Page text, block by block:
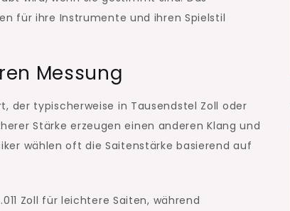
für ihre Instrumente und ihren Spielstil
Messung
der typischerweise in Tausendstel Zoll oder
Stärke erzeugen einen anderen Klang und
wählen oft die Saitenstärke basierend auf
Zoll für leichtere Saiten, während